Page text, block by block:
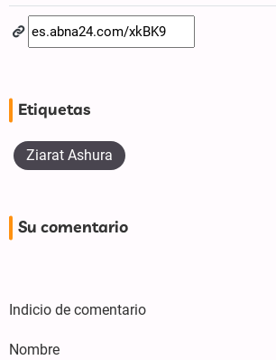
Etiquetas
Ziarat Ashura
Su comentario
Indicio de comentario
Nombre